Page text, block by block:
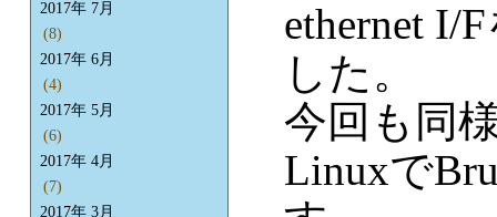
ethernet I/
した。
今回も同
Linuxで
2017年 7月
(8)
2017年 6月
(4)
2017年 5月
(6)
2017年 4月
(7)
2017年 3月